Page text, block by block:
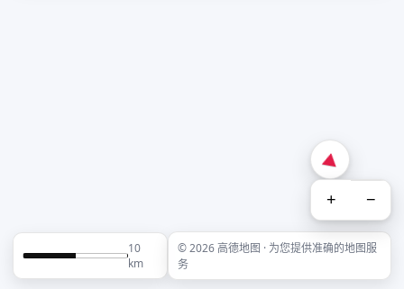
+ −
10
km
© 2026 高德地图 · 为您提供准确的地图服
务